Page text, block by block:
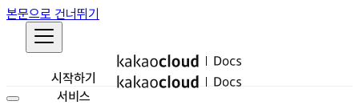
본문으로 건너뛰기
시작하기
서비스